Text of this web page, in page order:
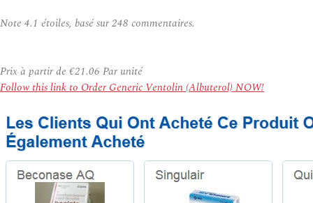
Note 4.1 étoiles, basé sur248 commentaires.
Prix à partir de €21.06 Par unité
Follow this link to Order Generic Ventolin (Albuterol) NOW!